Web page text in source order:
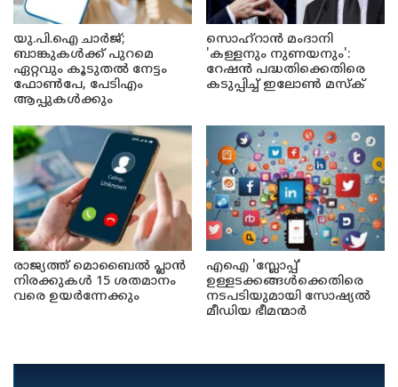
യു.പി.ഐ ചാർജ്;
ബാങ്കുകൾക്ക് പുറമെ
ഏറ്റവും കൂടുതൽ നേട്ടം
ഫോൺപേ, പേടിഎം
ആപ്പുകൾക്കും
സൊഹ്റാൻ മംദാനി
'കള്ളനും നുണയനും':
റേഷൻ പദ്ധതിക്കെതിരെ
കടുപ്പിച്ച് ഇലോൺ മസ്ക്
രാജ്യത്ത് മൊബൈൽ പ്ലാൻ
നിരക്കുകൾ 15 ശതമാനം
വരെ ഉയർന്നേക്കും
എഐ 'സ്ലോപ്പ്'
ഉള്ളടക്കങ്ങൾക്കെതിരെ
നടപടിയുമായി സോഷ്യൽ
മീഡിയ ഭീമന്മാർ